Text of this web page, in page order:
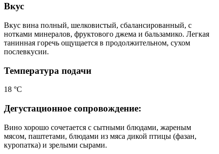
Вкус
Вкус вина полный, шелковистый, сбалансированный, с
нотками минералов, фруктового джема и бальзамико. Легкая
танинная горечь ощущается в продолжительном, сухом
послевкусии.
Температура подачи
18 °C
Дегустационное сопровождение:
Вино хорошо сочетается с сытными блюдами, жареным
мясом, паштетами, блюдами из мяса дикой птицы (фазан,
куропатка) и зрелыми сырами.